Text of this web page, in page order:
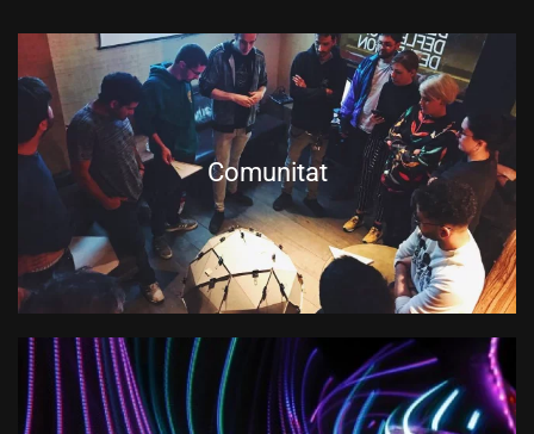
Comunitat